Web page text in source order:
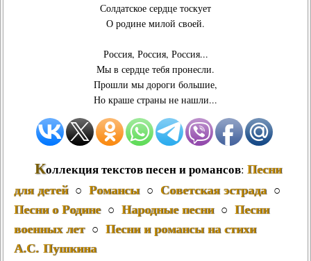
Солдатское сердце тоскует
О родине милой своей.
Россия, Россия, Россия...
Мы в сердце тебя пронесли.
Прошли мы дороги большие,
Но краше страны не нашли...
Коллекция текстов песен и романсов: Песни
для детей○ Романсы○ Советская эстрада○
Песни о Родине○ Народные песни○ Песни
военных лет○ Песни и романсы на стихи
А.С. Пушкина